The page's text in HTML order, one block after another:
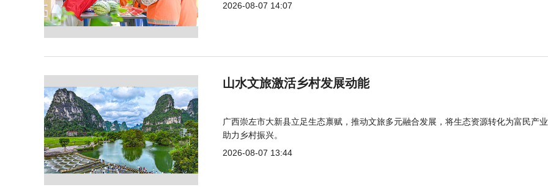
2026-08-07 14:07
山水文旅激活乡村发展动能
广西崇左市大新县立足生态禀赋，推动文旅多元融合发展，将生态资源转化为富民产
助力乡村振兴。
2026-08-07 13:44